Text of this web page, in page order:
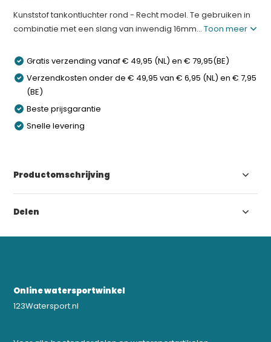
Kunststof tankontluchter rond - Recht model. Te gebruiken in
combinatie met een slang van inwendig 16mm...Toon meer
Gratis verzending vanaf € 49,95 (NL) en € 79,95(BE)
Verzendkosten onder de € 49,95 van € 6,95 (NL) en € 7,95
(BE)
Beste prijsgarantie
Snelle levering
Productomschrijving
Delen
Online watersportwinkel
123Watersport.nl